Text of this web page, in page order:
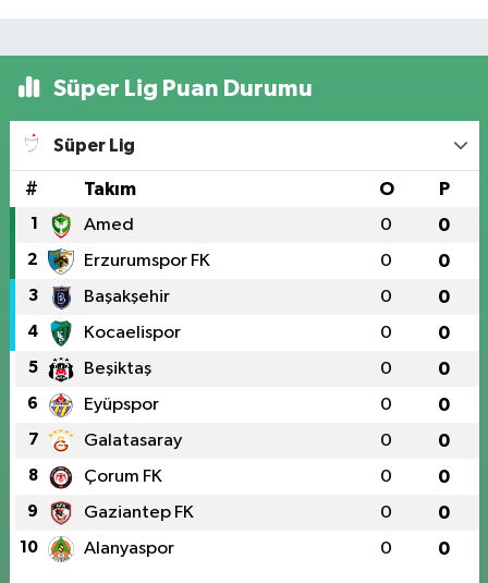
Süper Lig Puan Durumu
Süper Lig
# Takım O P
1 Amed 0 0
2 Erzurumspor FK 0 0
3 Başakşehir 0 0
4 Kocaelispor 0 0
5 Beşiktaş 0 0
6 Eyüpspor 0 0
7 Galatasaray 0 0
8 Çorum FK 0 0
9 Gaziantep FK 0 0
10 Alanyaspor 0 0